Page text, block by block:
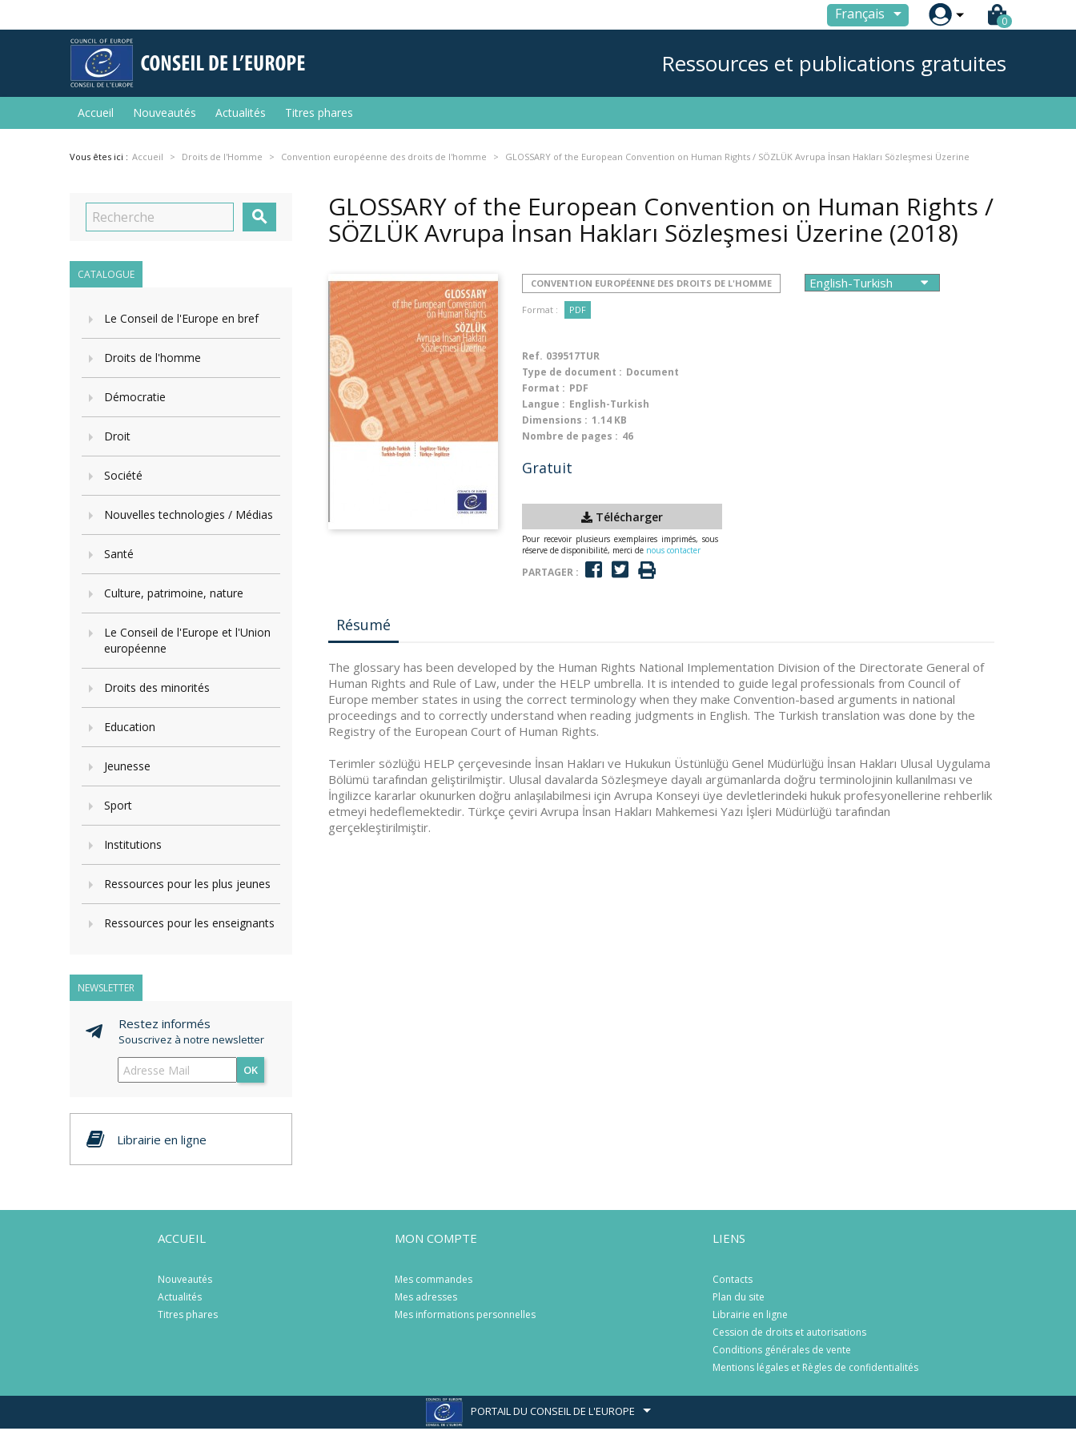
Français  0
Ressources et publications gratuites
Accueil Nouveautés Actualités Titres phares
Vous êtes ici : Accueil Droits de l'Homme Convention européenne des droits de l'homme GLOSSARY of the European Convention on Human Rights / SÖZLÜK Avrupa İnsan Hakları Sözleşmesi Üzerine

CATALOGUE
Le Conseil de l'Europe en bref
Droits de l'homme
Démocratie
Droit
Société
Nouvelles technologies / Médias
Santé
Culture, patrimoine, nature
Le Conseil de l'Europe et l'Union
européenne
Droits des minorités
Education
Jeunesse
Sport
Institutions
Ressources pour les plus jeunes
Ressources pour les enseignants
NEWSLETTER
Restez informés
Souscrivez à notre newsletter
OK
Librairie en ligne
GLOSSARY of the European Convention on Human Rights /
SÖZLÜK Avrupa İnsan Hakları Sözleşmesi Üzerine (2018)
CONVENTION EUROPÉENNE DES DROITS DE L'HOMME
Format : PDF
Ref. 039517TUR
Type de document : Document
Format : PDF
Langue : English-Turkish
Dimensions : 1.14 KB
Nombre de pages : 46
Gratuit
Télécharger
Pour recevoir plusieurs exemplaires imprimés, sous
réserve de disponibilité, merci de nous contacter
PARTAGER :
Résumé
The glossary has been developed by the Human Rights National Implementation Division of the Directorate General of
Human Rights and Rule of Law, under the HELP umbrella. It is intended to guide legal professionals from Council of
Europe member states in using the correct terminology when they make Convention-based arguments in national
proceedings and to correctly understand when reading judgments in English. The Turkish translation was done by the
Registry of the European Court of Human Rights.
Terimler sözlüğü HELP çerçevesinde İnsan Hakları ve Hukukun Üstünlüğü Genel Müdürlüğü İnsan Hakları Ulusal Uygulama
Bölümü tarafından geliştirilmiştir. Ulusal davalarda Sözleşmeye dayalı argümanlarda doğru terminolojinin kullanılması ve
İngilizce kararlar okunurken doğru anlaşılabilmesi için Avrupa Konseyi üye devletlerindeki hukuk profesyonellerine rehberlik
etmeyi hedeflemektedir. Türkçe çeviri Avrupa İnsan Hakları Mahkemesi Yazı İşleri Müdürlüğü tarafından
gerçekleştirilmiştir.
ACCUEIL
Nouveautés
Actualités
Titres phares
MON COMPTE
Mes commandes
Mes adresses
Mes informations personnelles
LIENS
Contacts
Plan du site
Librairie en ligne
Cession de droits et autorisations
Conditions générales de vente
Mentions légales et Règles de confidentialités
PORTAIL DU CONSEIL DE L'EUROPE